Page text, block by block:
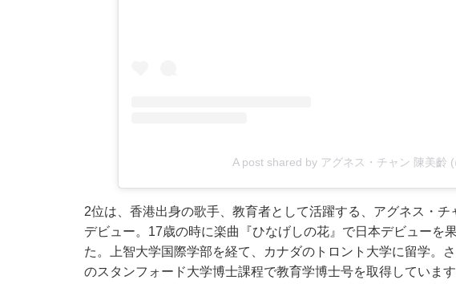
A post shared by アグネス・チャン 陳美齡
2位は、香港出身の歌手、教育者として活躍する、アグネス・
デビュー。17歳の時に楽曲『ひなげしの花』で日本デビューを
た。上智大学国際学部を経て、カナダのトロント大学に留学。
のスタンフォード大学博士課程で教育学博士号を取得していま